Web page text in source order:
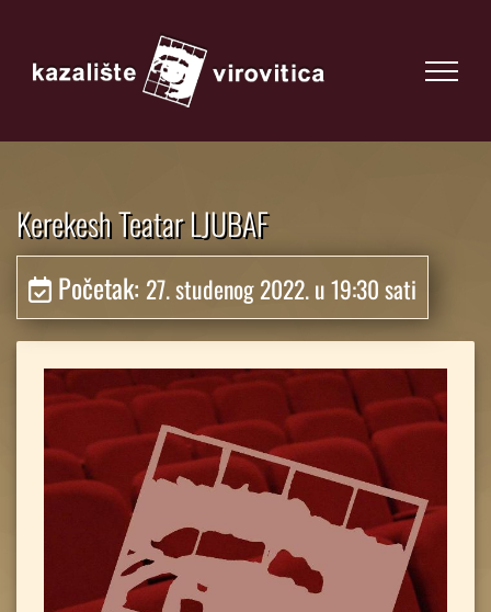
Kerekesh Teatar LJUBAF
Početak: 27. studenog 2022. u 19:30 sati